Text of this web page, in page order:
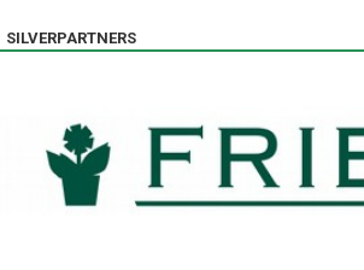
SILVERPARTNERS